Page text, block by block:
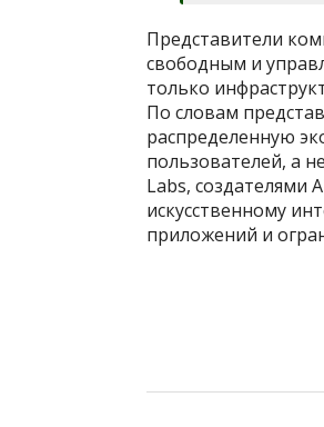
Представители
свободным и
только
По словам
распределенную
пользователей, а
Labs, создателями
искусственному
приложений и